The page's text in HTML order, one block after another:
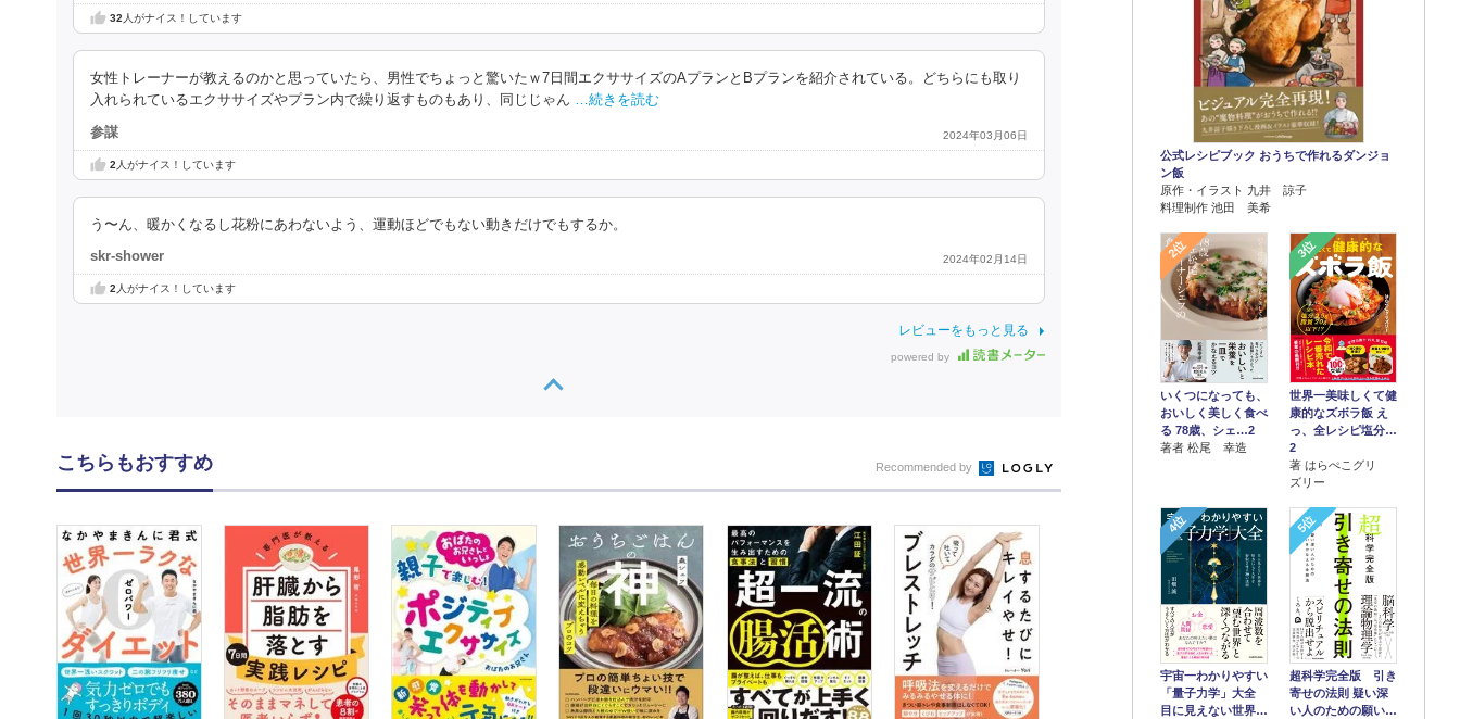
32人がナイス！しています
女性トレーナーが教えるのかと思っていたら、男性でちょっと驚いたｗ7日間エクササイズのAプランとBプランを紹介されている。どちらにも取り
入れられているエクササイズやプラン内で繰り返すものもあり、同じじゃん …続きを読む
参謀 2024年03月06日
2 人がナイス！しています
う〜ん、暖かくなるし花粉にあわないよう、運動ほどでもない動きだけでもするか。
skr-shower 2024年02月14日
2人がナイス！しています
レビューをもっと見る
powered by
公式レシピブック おうちで作れるダンジョ
ン飯
原作・イラスト 九井 諒子
料理制作 池田 美希
2位
いくつになっても、
おいしく美しく食べ
る 78歳、シェ…2
著者 松尾 幸造
3位
世界一美味しくて健
康的なズボラ飯 え
っ、全レシピ塩分…
2
著 はらぺこグリ
ズリー
4位
宇宙一わかりやすい
「量子力学」大全
目に見えない世界…
5位
超科学完全版 引き
寄せの法則 疑い深
い人のための願い…
こちらもおすすめ Recommended by